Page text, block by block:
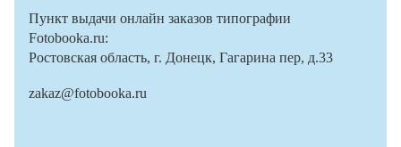
Пункт выдачи онлайн заказов типографии
Fotobooka.ru:
Ростовская область, г. Донецк, Гагарина пер, д.33
zakaz@fotobooka.ru